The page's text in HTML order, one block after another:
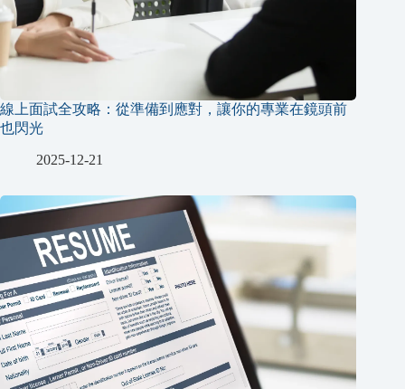
線上面試全攻略：從準備到應對，讓你的專業在鏡頭前
也閃光
2025-12-21